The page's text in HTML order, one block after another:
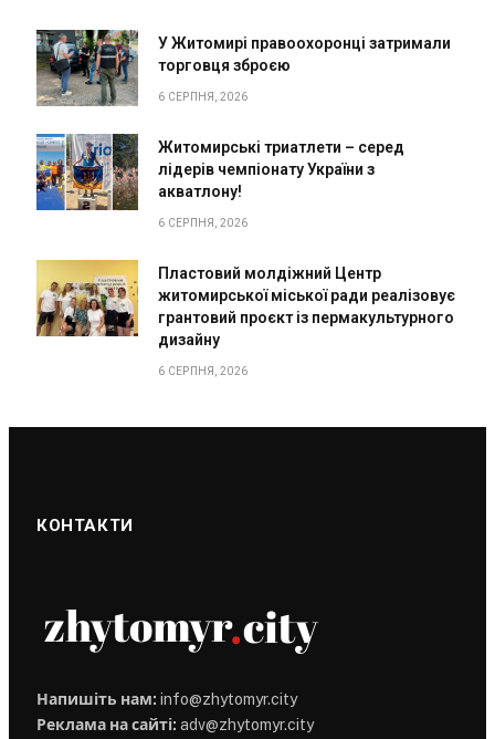
У Житомирі правоохоронці затримали
торговця зброєю
6 СЕРПНЯ, 2026
Житомирські триатлети – серед
лідерів чемпіонату України з
акватлону!
6 СЕРПНЯ, 2026
Пластовий молдіжний Центр
житомирської міської ради реалізовує
грантовий проєкт із пермакультурного
дизайну
6 СЕРПНЯ, 2026
КОНТАКТИ
Напишіть нам: info@zhytomyr.city
Реклама на сайті: adv@zhytomyr.city